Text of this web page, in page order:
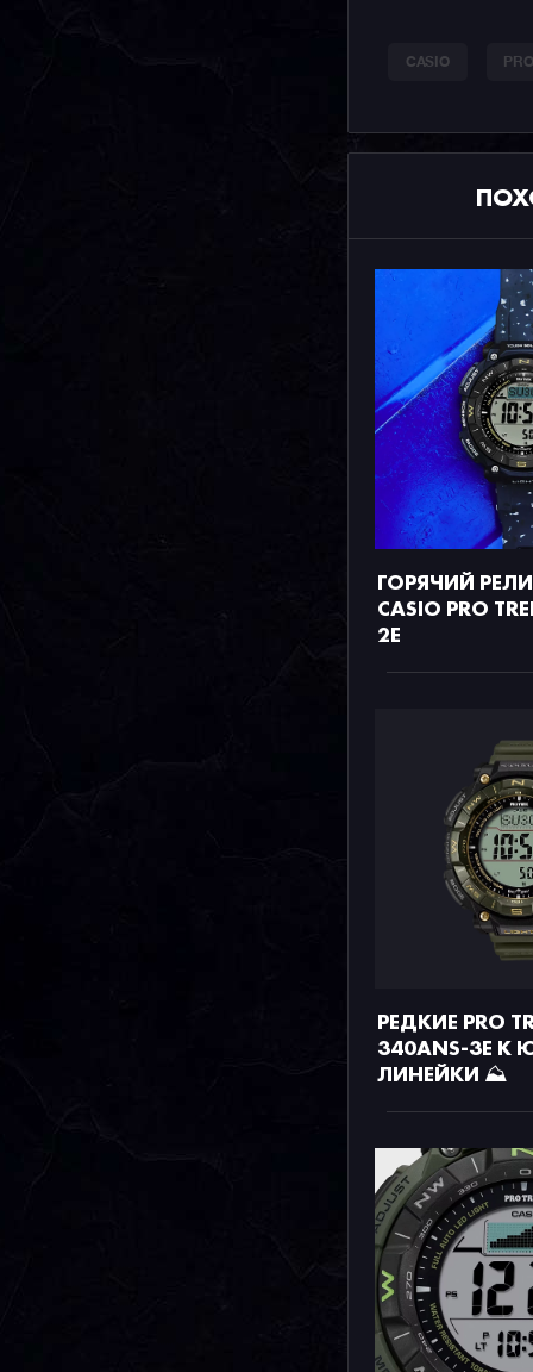
CASIO
ГОРЯЧИЙ
CASIO PRO
2E
РЕДКИЕ PRO
340ANS-3E
ЛИНЕЙКИ ⛰